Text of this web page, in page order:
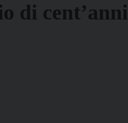
di cent’anni